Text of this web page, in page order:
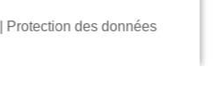
Protection des données